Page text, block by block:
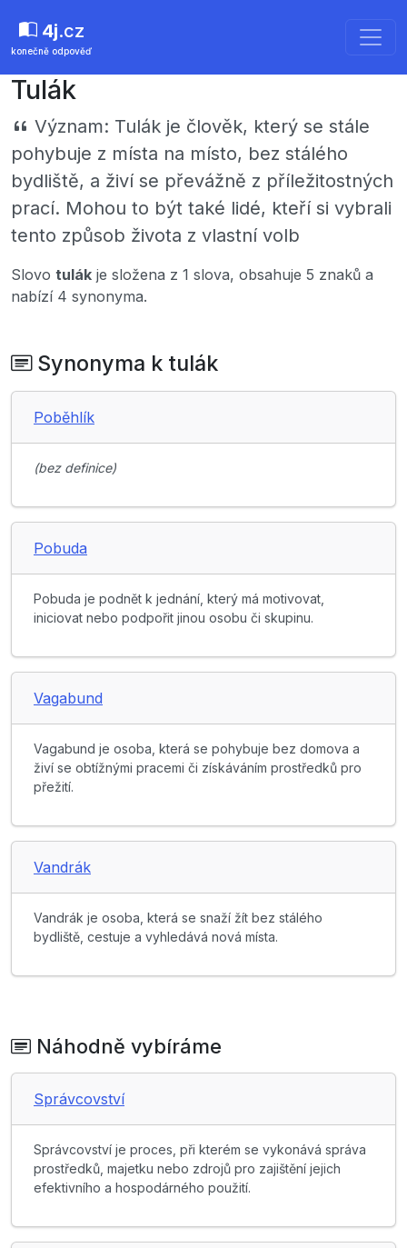
4j.cz
konečně odpověď
Tulák
Význam: Tulák je člověk, který se stále
pohybuje z místa na místo, bez stálého
bydliště, a živí se převážně z příležitostných
prací. Mohou to být také lidé, kteří si vybrali
tento způsob života z vlastní volb
Slovo tulák je složena z 1 slova, obsahuje 5 znaků a
nabízí 4 synonyma.
Synonyma k tulák
Poběhlík
(bez definice)
Pobuda
Pobuda je podnět k jednání, který má motivovat,
iniciovat nebo podpořit jinou osobu či skupinu.
Vagabund
Vagabund je osoba, která se pohybuje bez domova a
živí se obtížnými pracemi či získáváním prostředků pro
přežití.
Vandrák
Vandrák je osoba, která se snaží žít bez stálého
bydliště, cestuje a vyhledává nová místa.
Náhodně vybíráme
Správcovství
Správcovství je proces, při kterém se vykonává správa
prostředků, majetku nebo zdrojů pro zajištění jejich
efektivního a hospodárného použití.